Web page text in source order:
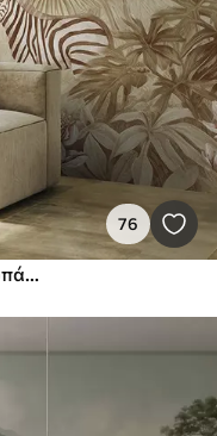
76
Δάσος ζούγκλας, φοίνικες, καμηλοπάρδαλη, ελέφαντας, ζέβρα, ακουαρέλα, μπεζ χρώμα, μπανανιά, λουλούδια